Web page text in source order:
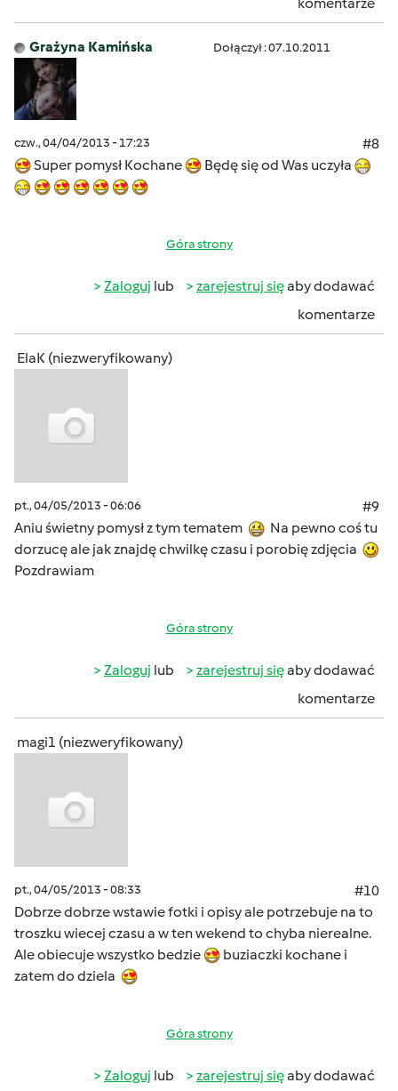
Grażyna Kamińska Dołączył : 07.10.2011
czw., 04/04/2013 - 17:23
#8
Super pomysł Kochane
Będę się od Was uczyła
Góra strony
Zaloguj lub zarejestruj sięaby dodawać
komentarze
ElaK (niezweryfikowany)
pt., 04/05/2013 - 06:06
#9
Aniu świetny pomysł z tym tematem
Na pewno coś tu
dorzucę ale jak znajdę chwilkę czasu i porobię zdjęcia
Pozdrawiam
Góra strony
Zaloguj lub zarejestruj sięaby dodawać
komentarze
magi1 (niezweryfikowany)
pt., 04/05/2013 - 08:33
#10
Dobrze dobrze wstawie fotki i opisy ale potrzebuje na to
troszku wiecej czasu a w ten wekend to chyba nierealne.
Ale obiecuje wszystko bedzie
buziaczki kochane i
zatem do dziela
Góra strony
Zaloguj lub zarejestruj sięaby dodawać